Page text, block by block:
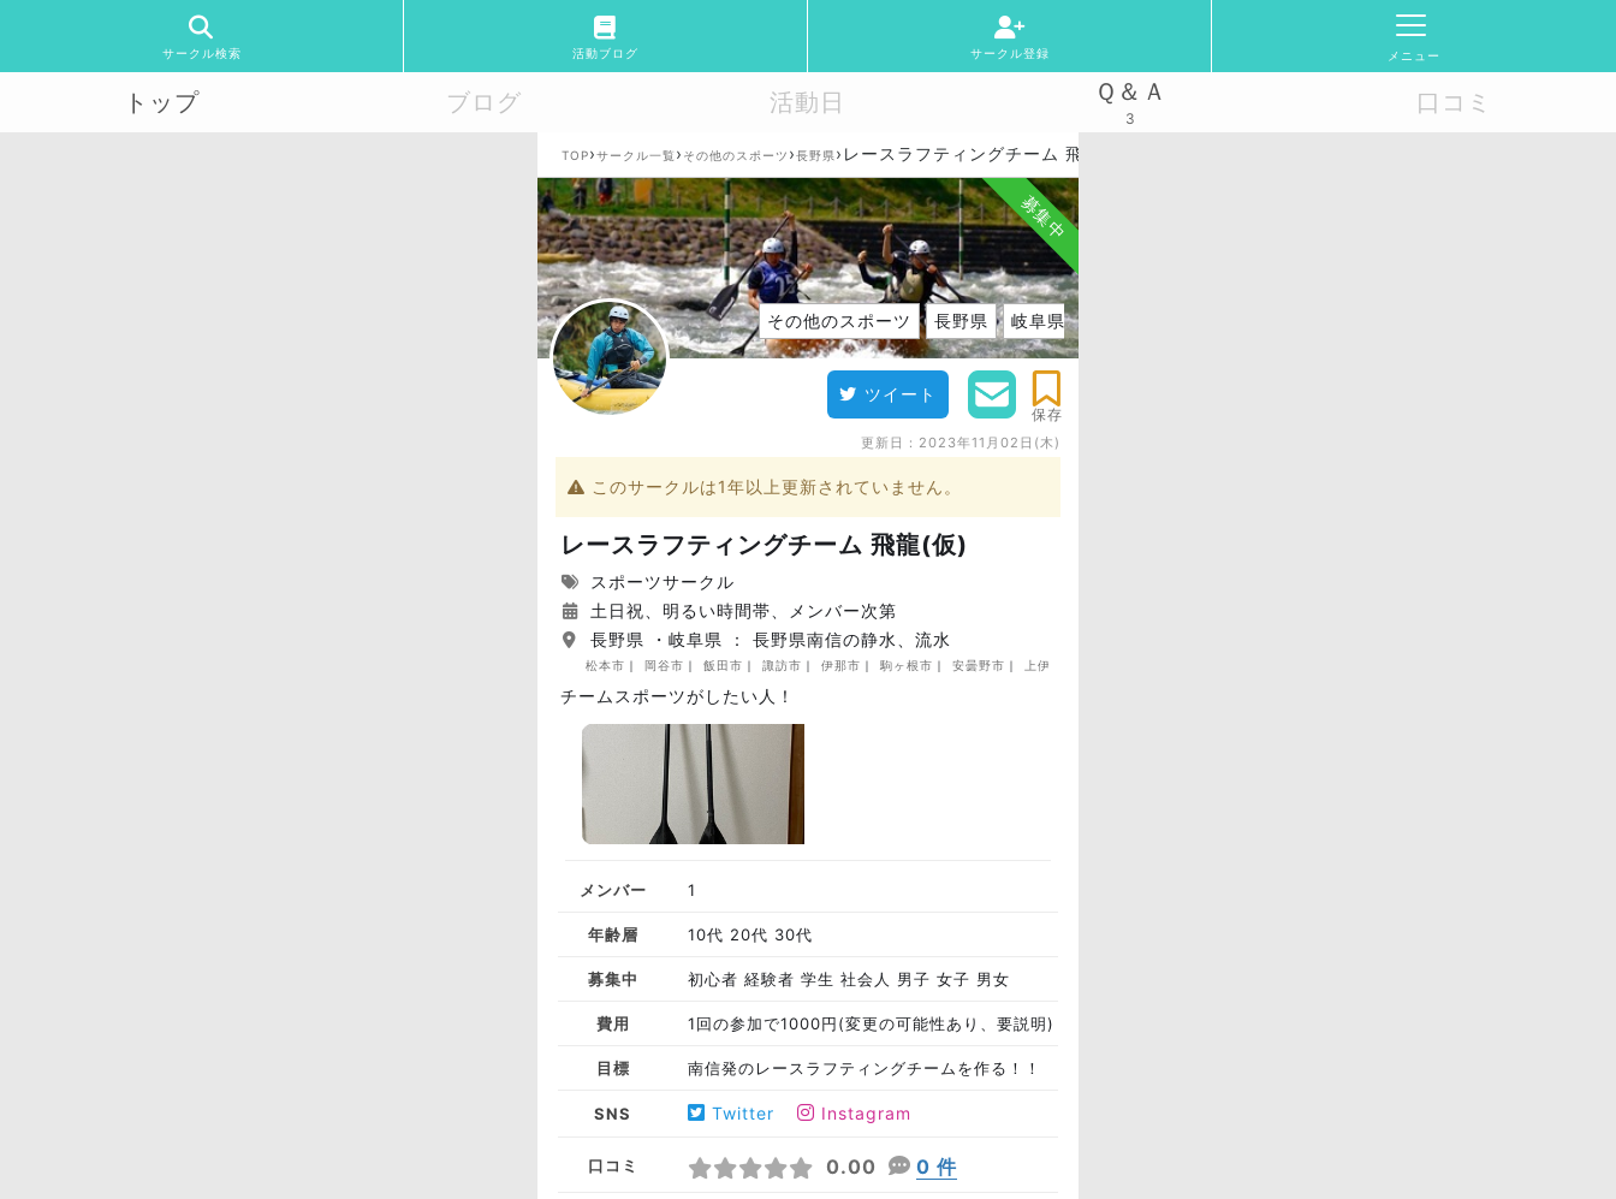
サークル検索 活動ブログ サークル登録 メニュー
トップ ブログ 活動日 Ｑ＆Ａ
3
口コミ
TOP›サークル一覧 › その他のスポーツ ›長野県› レースラフティングチーム 飛龍(仮)
募集中
その他のスポーツ 長野県 岐阜県
ツイート
保存
更新日： 2023年11月02日(木)
このサークルは1年以上更新されていません。
レースラフティングチーム 飛龍(仮)
スポーツサークル
土日祝、明るい時間帯、メンバー次第
長野県 ・岐阜県 ： 長野県南信の静水、流水
松本市 岡谷市 飯田市 諏訪市 伊那市 駒ヶ根市 安曇野市 上伊那郡
チームスポーツがしたい人！
メンバー 1
年齢層 10代 20代 30代
募集中 初心者 経験者 学生 社会人 男子 女子 男女
費用 1回の参加で1000円(変更の可能性あり、要説明)
目標 南信発のレースラフティングチームを作る！！
SNS Twitter Instagram
口コミ 0.00 0 件